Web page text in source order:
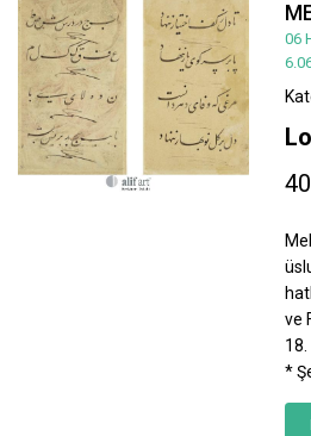
06
ve
18.
*